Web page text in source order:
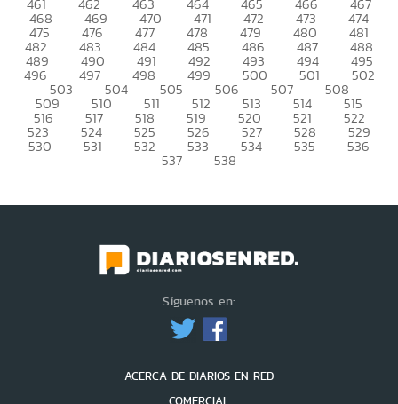
461 462 463 464 465 466 467
468 469 470 471 472 473 474
475 476 477 478 479 480 481
482 483 484 485 486 487 488
489 490 491 492 493 494 495
496 497 498 499 500 501 502
503 504 505 506 507 508
509 510 511 512 513 514 515
516 517 518 519 520 521 522
523 524 525 526 527 528 529
530 531 532 533 534 535 536
537 538
Síguenos en:
ACERCA DE DIARIOS EN RED